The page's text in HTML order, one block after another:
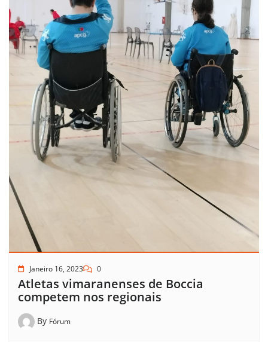
Janeiro 16, 2023 0
Atletas vimaranenses de Boccia
competem nos regionais
By Fórum